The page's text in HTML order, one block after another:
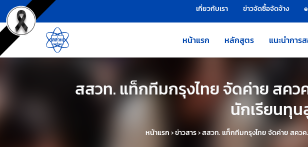
ข้ามไปยังเนื้อหาหลัก
เครื่องมือช่วยเหลือ เกี่ยวกับเรา ข่าวจัดซื้อจัดจ้าง
หน้าแรก หลักสูตร แนะนำการ
สสวท. แท็กทีมกรุงไทย จัดค่าย สคว
นักเรียนทุน
หน้าแรก›ข่าวสาร›สสวท. แท็กทีมกรุงไทย จัดค่าย สคว